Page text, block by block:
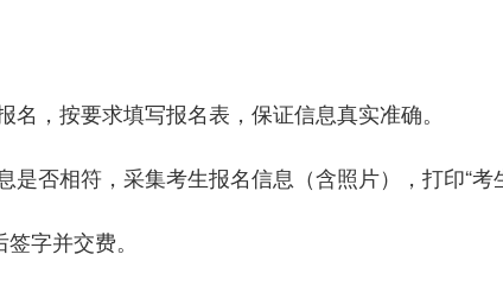
，按要求填写报名表，保证信息真实准确。
相符，采集考生报名信息（含照片），打印“考
字并交费。